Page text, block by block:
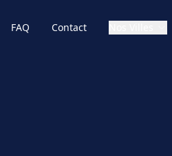
FAQ Contact